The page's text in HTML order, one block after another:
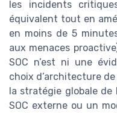
les incidents
équivalent tout en
en moins de 5
aux menaces
SOC n’est ni une
choix d’architecture
la stratégie globale de
SOC externe ou un